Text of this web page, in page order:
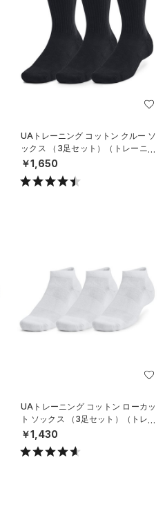
UAトレーニング コットン クルー ソ
ックス （3足セット）（トレーニン
グ/UNISEX）
￥1,650
UAトレーニング コットン ローカッ
ト ソックス （3足セット）（トレー
ニング/UNISEX）
￥1,430